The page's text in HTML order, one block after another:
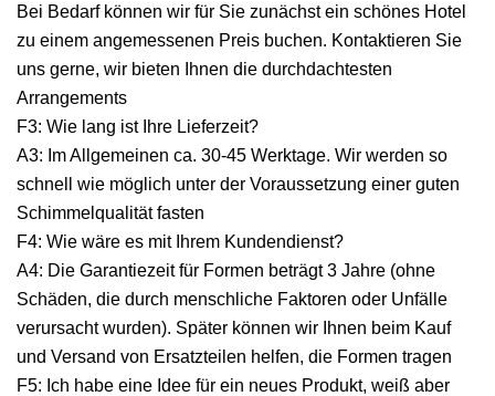
Bei Bedarf können wir für Sie zunächst ein schönes Hotel
zu einem angemessenen Preis buchen. Kontaktieren Sie
uns gerne, wir bieten Ihnen die durchdachtesten
Arrangements
F3: Wie lang ist Ihre Lieferzeit?
A3: Im Allgemeinen ca. 30-45 Werktage. Wir werden so
schnell wie möglich unter der Voraussetzung einer guten
Schimmelqualität fasten
F4: Wie wäre es mit Ihrem Kundendienst?
A4: Die Garantiezeit für Formen beträgt 3 Jahre (ohne
Schäden, die durch menschliche Faktoren oder Unfälle
verursacht wurden). Später können wir Ihnen beim Kauf
und Versand von Ersatzteilen helfen, die Formen tragen
F5: Ich habe eine Idee für ein neues Produkt, weiß aber